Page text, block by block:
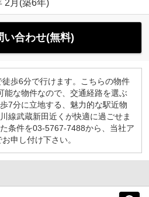
2月(築6年)
い合わせ(無料)
歩6分で行けます。こちらの物件
能な物件なので、交通経路を選ぶ
7分に立地する、魅力的な駅近物
線武蔵新田近くが快適に過ごせま
条件を03-5767-7488から、当社ア
申し付け下さい。